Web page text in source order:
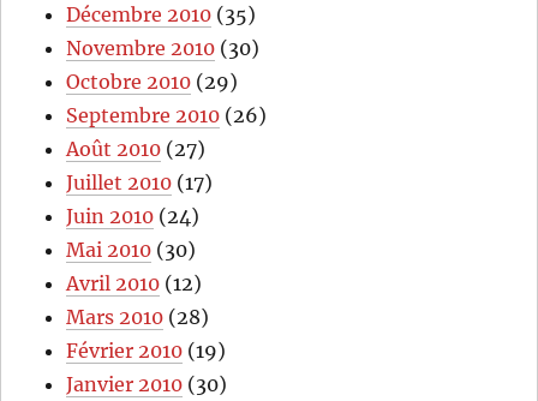
Décembre 2010 (35)
Novembre 2010 (30)
Octobre 2010 (29)
Septembre 2010 (26)
Août 2010 (27)
Juillet 2010 (17)
Juin 2010 (24)
Mai 2010 (30)
Avril 2010 (12)
Mars 2010 (28)
Février 2010 (19)
Janvier 2010 (30)